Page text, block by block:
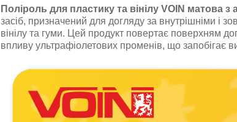
Поліроль для пластику та вінілу VOIN матова
засіб, призначений для догляду за внутрішніми і
вінілу та гуми. Цей продукт повертає поверхням
впливу ультрафіолетових променів, що запобігає